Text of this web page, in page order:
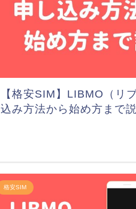
【格安SIM】LIBMO（リ
込み方法から始め方まで
格安SIM